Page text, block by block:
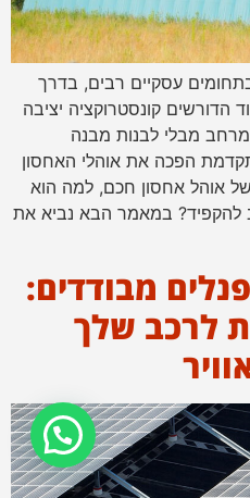
עסקיים רבים, בדרך
הדורשים קונסטרוקציה יציבה
מרחב מבלי לבנות מבנה
הפכה את אוהלי האחסון
אוהל אחסון חכם, למה הוא
להקפיד? במאמר הבא נביא את
מבודדים:
לרכב שלך
צריך עזרה?